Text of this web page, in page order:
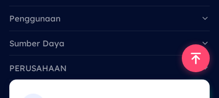
Penggunaan
Sumber Daya
PERUSAHAAN